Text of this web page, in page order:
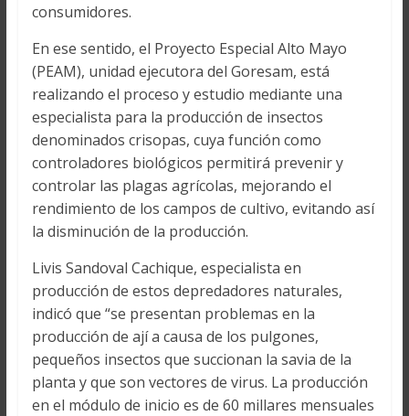
consumidores.
En ese sentido, el Proyecto Especial Alto Mayo
(PEAM), unidad ejecutora del Goresam, está
realizando el proceso y estudio mediante una
especialista para la producción de insectos
denominados crisopas, cuya función como
controladores biológicos permitirá prevenir y
controlar las plagas agrícolas, mejorando el
rendimiento de los campos de cultivo, evitando así
la disminución de la producción.
Livis Sandoval Cachique, especialista en
producción de estos depredadores naturales,
indicó que “se presentan problemas en la
producción de ají a causa de los pulgones,
pequeños insectos que succionan la savia de la
planta y que son vectores de virus. La producción
en el módulo de inicio es de 60 millares mensuales